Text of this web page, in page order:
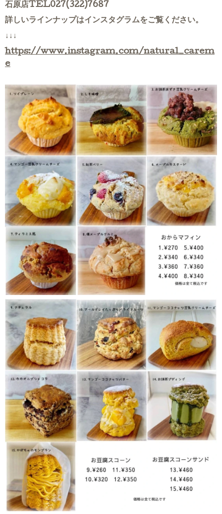
石原店TEL027(322)7687
詳しいラインナップはインスタグラムをご覧ください。
↓↓↓
https://www.instagram.com/natural_carem
e